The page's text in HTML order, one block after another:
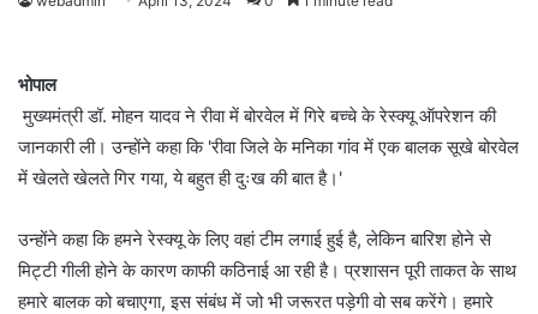
भोपाल
मुख्यमंत्री डॉ. मोहन यादव ने रीवा में बोरवेल में गिरे बच्चे के रेस्क्यू ऑपरेशन की
जानकारी ली। उन्होंने कहा कि 'रीवा जिले के मनिका गांव में एक बालक सूखे बोरवेल
में खेलते खेलते गिर गया, ये बहुत ही दुःख की बात है।'
उन्होंने कहा कि हमने रेस्क्यू के लिए वहां टीम लगाई हुई है, लेकिन बारिश होने से
मिट्टी गीली होने के कारण काफी कठिनाई आ रही है। प्रशासन पूरी ताकत के साथ
हमारे बालक को बचाएगा, इस संबंध में जो भी जरूरत पड़ेगी वो सब करेंगे। हमारे